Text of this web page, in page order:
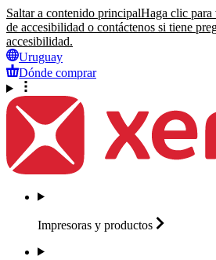
Saltar a contenido principalHaga clic para
de accesibilidad o contáctenos si tiene
accesibilidad.
Uruguay
Dónde comprar
Impresoras y productos